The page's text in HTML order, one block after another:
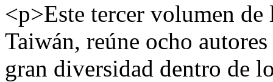
<p>Este tercer volumen
Taiwán, reúne ocho
gran diversidad dentro de